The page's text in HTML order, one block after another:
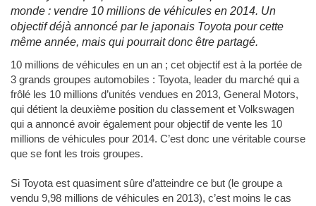
monde : vendre 10 millions de véhicules en 2014. Un
objectif déjà annoncé par le japonais Toyota pour cette
même année, mais qui pourrait donc être partagé.
10 millions de véhicules en un an ; cet objectif est à la portée de
3 grands groupes automobiles : Toyota, leader du marché qui a
frôlé les 10 millions d’unités vendues en 2013, General Motors,
qui détient la deuxième position du classement et Volkswagen
qui a annoncé avoir également pour objectif de vente les 10
millions de véhicules pour 2014. C’est donc une véritable course
que se font les trois groupes.
Si Toyota est quasiment sûre d’atteindre ce but (le groupe a
vendu 9,98 millions de véhicules en 2013), c’est moins le cas